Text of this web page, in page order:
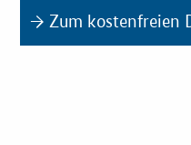
→ Zum kostenfreien